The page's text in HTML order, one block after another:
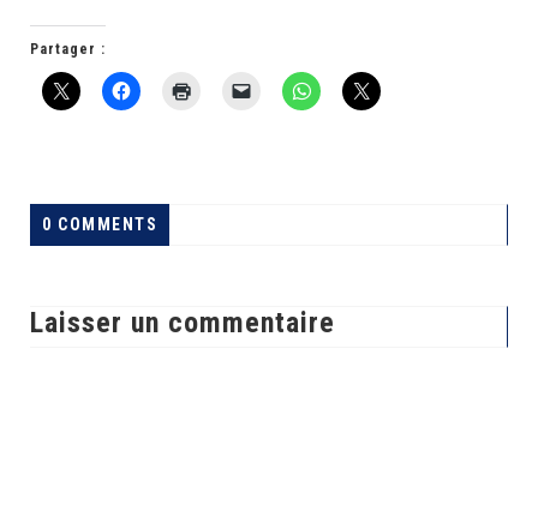
Partager :
0 COMMENTS
Laisser un commentaire